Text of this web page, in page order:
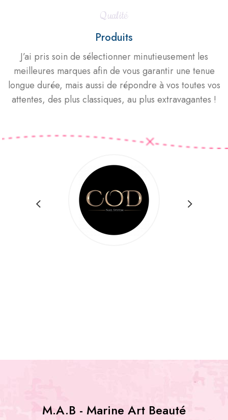
Qualité
Produits
J’ai pris soin de sélectionner minutieusement les
meilleures marques afin de vous garantir une tenue
longue durée, mais aussi de répondre à vos toutes vos
attentes, des plus classiques, au plus extravagantes !
M.A.B - Marine Art Beauté